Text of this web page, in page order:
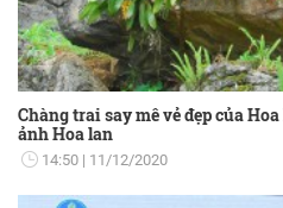
Chàng trai say mê vẻ đẹp của
ảnh Hoa lan
14:50 11/12/2020